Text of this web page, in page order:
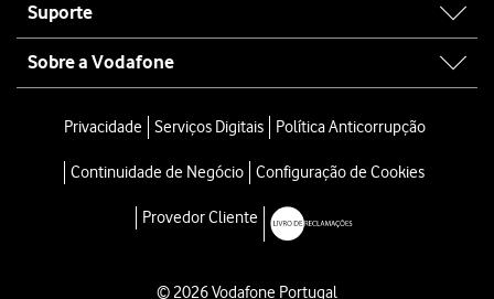
Suporte
Sobre a Vodafone
Privacidade Serviços Digitais Política Anticorrupção
Continuidade de Negócio Configuração de Cookies
Provedor Cliente
© 2026 Vodafone Portugal